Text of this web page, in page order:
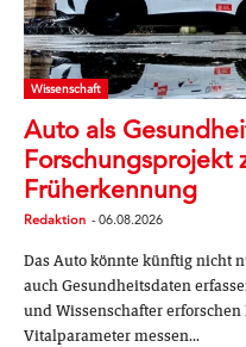
Wissenschaft
Auto als
Forschungsprojekt
Früherkennung
Redaktion -06.08.2026
Das Auto könnte künftig nicht
auch Gesundheitsdaten
und Wissenschafter
Vitalparameter messen...